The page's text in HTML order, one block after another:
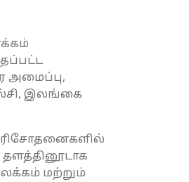
அமைப்பு,
இலங்கை
மற்றும்